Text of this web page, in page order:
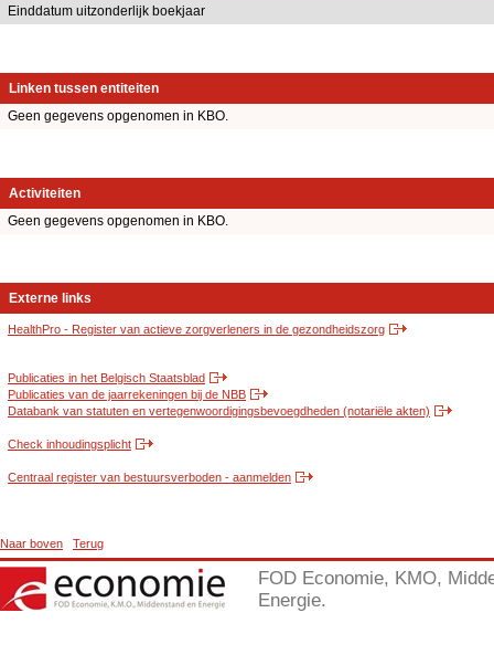
Einddatum uitzonderlijk boekjaar
Linken tussen entiteiten
Geen gegevens opgenomen in KBO.
Activiteiten
Geen gegevens opgenomen in KBO.
Externe links
HealthPro - Register van actieve zorgverleners in de gezondheidszorg
Publicaties in het Belgisch Staatsblad
Publicaties van de jaarrekeningen bij de NBB
Databank van statuten en vertegenwoordigingsbevoegdheden (notariële akten)
Check inhoudingsplicht
Centraal register van bestuursverboden - aanmelden
Naar boven Terug
FOD Economie, KMO,
Energie.